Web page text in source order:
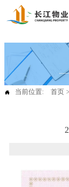
——
 当前位置: 首页 >